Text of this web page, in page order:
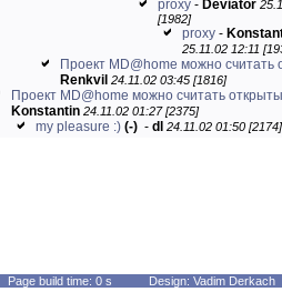
proxy - Deviator
[1982]
proxy -
25.11.02 12:11
Проект MD@home можно считать
Renkvil 24.11.02 03:45 [1816]
Проект MD@home можно считать
Konstantin 24.11.02 01:27 [2375]
my pleasure :) (-) - dl 24.11.02 01:50 [2174]
Page build time: 0 s Design: Vadim Derkach